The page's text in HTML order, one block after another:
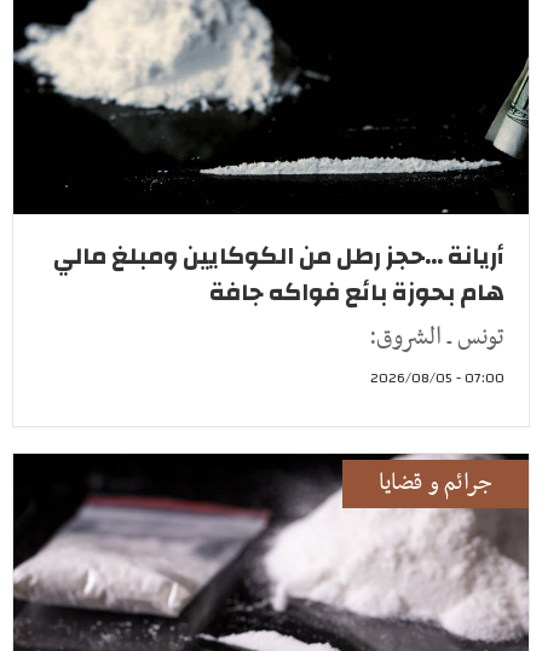
أريانة ...حجز رطل من الكوكايين ومبلغ مالي
هام بحوزة بائع فواكه جافة
تونس ـ الشروق:
07:00 - 2026/08/05
جرائم و قضايا